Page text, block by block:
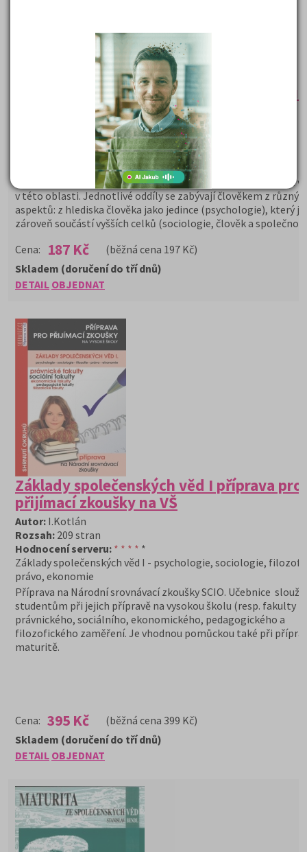
Společenské vědy - Přehled učiva k
JUDr. František Parkan a kolektiv
Hodnocení serveru:* * * **
Společenské vědy
Učebnice je určena především pro přípravu maturantů, může
posloužit každému, kdo si chce zopakovat, osvěžit či doplnit
v této oblasti. Jednotlivé oddíly se zabývají člověkem z
aspektů: z hlediska člověka jako jedince (psychologie), který je
zároveň součástí vyšších celků (sociologie, člověk a
Cena:
187 Kč (běžná cena 197 Kč)
DETAIL OBJEDNAT
Skladem (doručení do tří dnů)
Základy společenských věd I příprava pro
přijímací zkoušky na VŠ
Autor: I.Kotlán
Rozsah: 209 stran
Hodnocení serveru: * * * * *
Základy společenských věd I - psychologie, sociologie,
právo, ekonomie
Příprava na Národní srovnávací zkoušky SCIO. Učebnice slouží
studentům při jejich přípravě na vysokou školu (resp. fakulty
právnického, sociálního, ekonomického, pedagogického a
filozofického zaměření. Je vhodnou pomůckou také při
maturitě.
Cena: 395 Kč (běžná cena 399 Kč)
DETAIL OBJEDNAT
Skladem (doručení do tří dnů)